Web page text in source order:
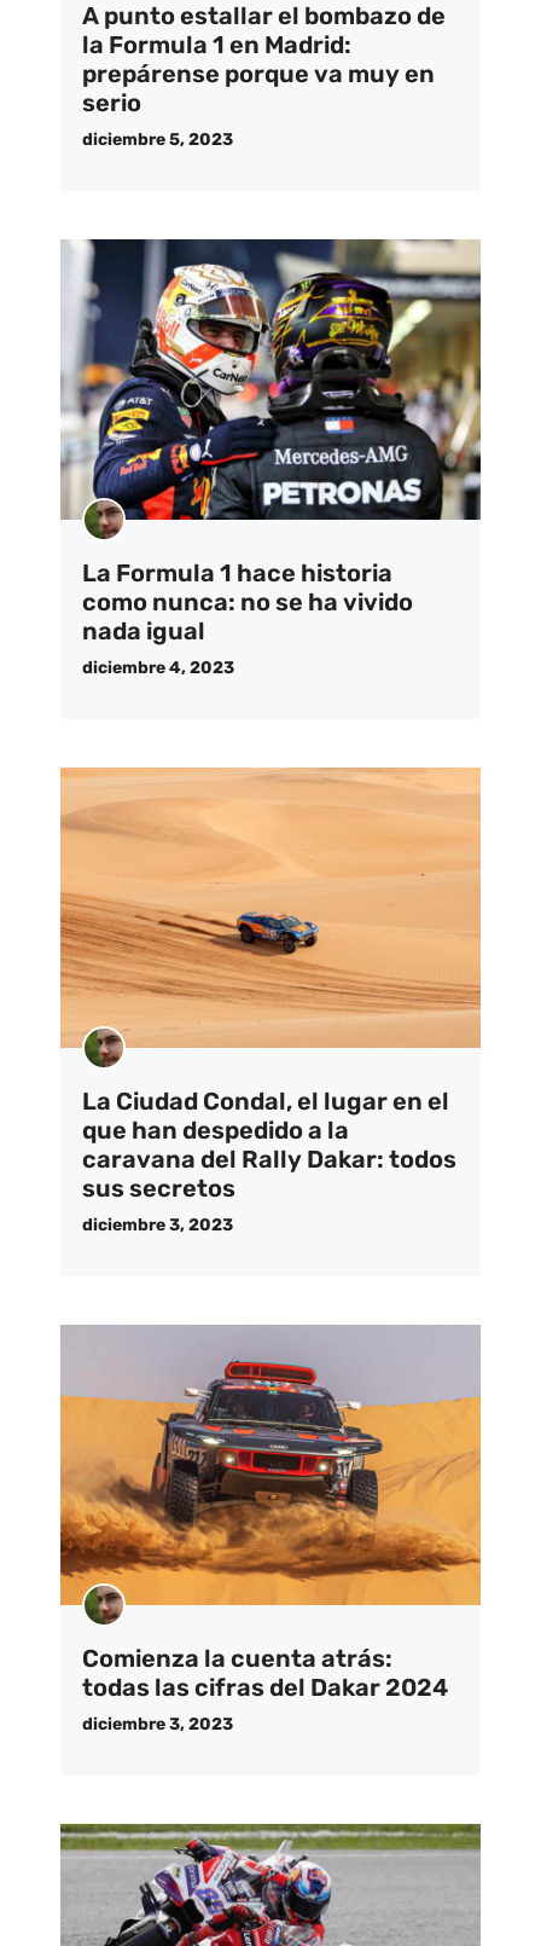
A punto estallar el bombazo de
la Formula 1 en Madrid:
prepárense porque va muy en
serio
diciembre 5, 2023
La Formula 1 hace historia
como nunca: no se ha vivido
nada igual
diciembre 4, 2023
La Ciudad Condal, el lugar en el
que han despedido a la
caravana del Rally Dakar: todos
sus secretos
diciembre 3, 2023
Comienza la cuenta atrás:
todas las cifras del Dakar 2024
diciembre 3, 2023